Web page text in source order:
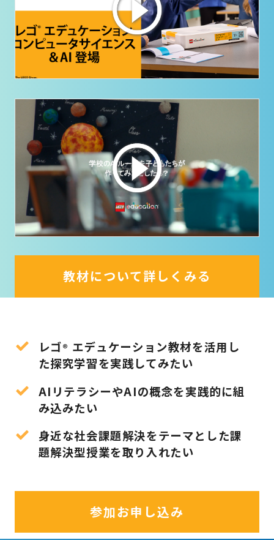
教材について詳しくみる
レゴ® エデュケーション教材を活用し
た探究学習を実践してみたい
AIリテラシーやAIの概念を実践的に組
み込みたい
身近な社会課題解決をテーマとした課
題解決型授業を取り入れたい
参加お申し込み